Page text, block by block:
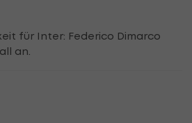
für Inter: Federico Dimarco
an.